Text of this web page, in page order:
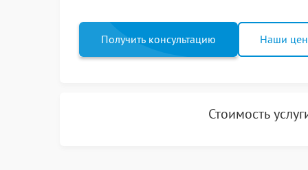
Получить консультацию Наши
Стоимость